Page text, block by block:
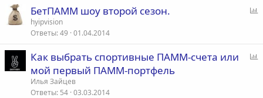
с
БетПАММ шоу второй сезон.
hyipvision
Ответы 49 01.04.2014
Как выбрать спортивные ПАММ-счета или
мой первый ПАММ-портфель
Илья Зайцев
Ответы 54 03.03.2014